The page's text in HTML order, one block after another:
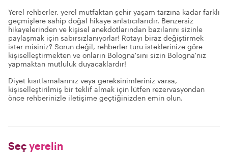
Yerel rehberler, yerel mutfaktan şehir yaşam tarzına kadar farklı
geçmişlere sahip doğal hikaye anlatıcılarıdır. Benzersiz
hikayelerinden ve kişisel anekdotlarından bazılarını sizinle
paylaşmak için sabırsızlanıyorlar! Rotayı biraz değiştirmek
ister misiniz? Sorun değil, rehberler turu isteklerinize göre
kişiselleştirmekten ve onların Bologna'sını sizin Bologna'nız
yapmaktan mutluluk duyacaklardır!
Diyet kısıtlamalarınız veya gereksinimleriniz varsa,
kişiselleştirilmiş bir teklif almak için lütfen rezervasyondan
önce rehberinizle iletişime geçtiğinizden emin olun.
Seç yerelin